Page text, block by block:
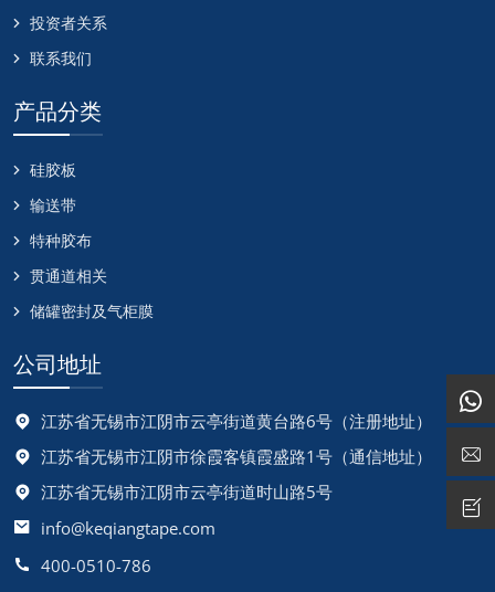
投资者关系
联系我们
产品分类
硅胶板
输送带
特种胶布
贯通道相关
储罐密封及气柜膜
公司地址
江苏省无锡市江阴市云亭街道黄台路6号（注册地址）
江苏省无锡市江阴市徐霞客镇霞盛路1号（通信地址）
江苏省无锡市江阴市云亭街道时山路5号
info@keqiangtape.com
400-0510-786‬